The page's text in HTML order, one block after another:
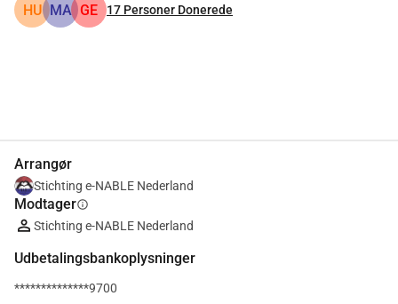
HU MA GE 17 Personer Donerede
Arrangør
Stichting e-NABLE Nederland
Modtagerinfo
Stichting e-NABLE Nederland
Udbetalingsbankoplysninger
**************9700